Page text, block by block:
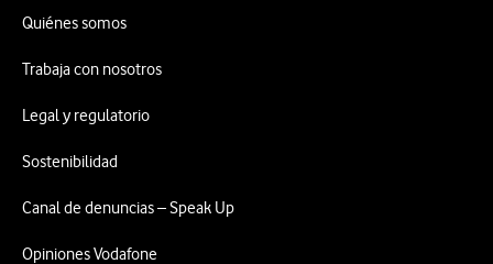
Quiénes somos
Trabaja con nosotros
Legal y regulatorio
Sostenibilidad
Canal de denuncias – Speak Up
Opiniones Vodafone